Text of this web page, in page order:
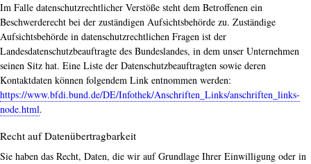
Im Falle datenschutzrechtlicher Verstöße steht dem Betroffenen ein
Beschwerderecht bei der zuständigen Aufsichtsbehörde zu. Zuständige
Aufsichtsbehörde in datenschutzrechtlichen Fragen ist der
Landesdatenschutzbeauftragte des Bundeslandes, in dem unser Unternehmen
seinen Sitz hat. Eine Liste der Datenschutzbeauftragten sowie deren
Kontaktdaten können folgendem Link entnommen werden:
https://www.bfdi.bund.de/DE/Infothek/Anschriften_Links/anschriften_links-
node.html.
Recht auf Datenübertragbarkeit
Sie haben das Recht, Daten, die wir auf Grundlage Ihrer Einwilligung oder in